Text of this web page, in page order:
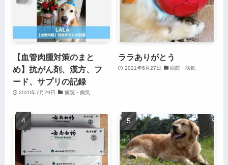
【血管肉腫対策のまと
め】抗がん剤、漢方、フ
ード、サプリの記録
2020年7月29日 病院・病気
ララありがとう
2021年6月27日 病院・病気